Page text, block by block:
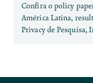
Confira o policy
América Latina,
Privacy de Pesquisa,